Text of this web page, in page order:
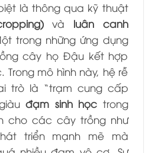
là thông qua kỹ thuật
và luân canh
trong những ứng dụng
cây họ Đậu kết hợp
Trong mô hình này, hệ rễ
trò là “trạm cung cấp
đạm sinh học trong
cho các cây trồng như
triển mạnh mẽ mà